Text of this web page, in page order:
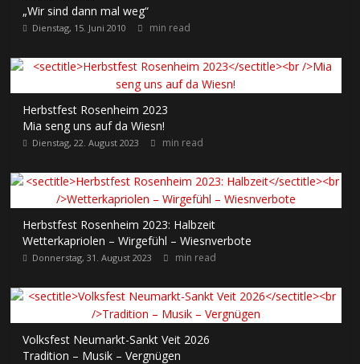
„Wir sind dann mal weg“
Dienstag, 15. Juni 2010 min read
Herbstfest Rosenheim 2023
Mia seng uns auf da Wiesn!
Dienstag, 22. August 2023 min read
Herbstfest Rosenheim 2023: Halbzeit
Wetterkapriolen – Wirgefühl – Wiesnverbote
Donnerstag, 31. August 2023 min read
Volksfest Neumarkt-Sankt Veit 2026
Tradition – Musik – Vergnügen